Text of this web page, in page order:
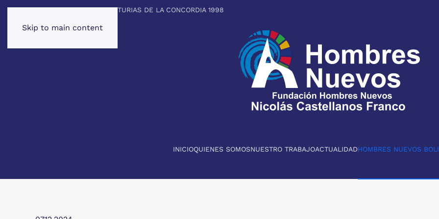
Skip to main content
PREMIO PRINCIPE DE ASTURIAS DE LA CONCORDIA 1998
INICIOQUIENES SOMOSNUESTRO TRABAJOACTUALIDADHOMBRES NUEVOS